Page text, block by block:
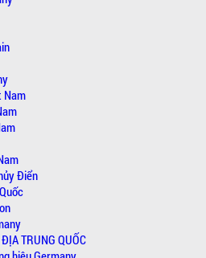
Nam
Điển
TRUNG QUỐC